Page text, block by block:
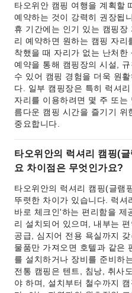
타오위안 캠핑 여행을 계획할
예약하는 것이 강력히 권장됩
휴 기간에는 인기 있는 캠핑장
리 예약하면 원하는 캠핑 자리
착했을 때 자리가 없는 난처한
예약을 통해 캠핑장의 시설,
수 있어 캠핑 경험을 더욱 원
다. 일부 캠핑장은 특히 럭셔
자리를 이용하려면 몇 주 또
름다운 캠핑 시간을 즐기기 위
중요합니다.
타오위안의 럭셔리 캠핑(
요 차이점은 무엇인가요?
타오위안의 럭셔리 캠핑(글램
뚜렷한 차이가 있습니다. 럭
바로 체크인'하는 편리함을 제
리 설치되어 있으며, 내부는
공급, 심지어 전용 욕실까지
물품만 가져오면 호텔과 같은
를 설치하거나 장비를 준비하
전통 캠핑은 텐트, 침낭, 취사
야 하며, 설치부터 철수까지